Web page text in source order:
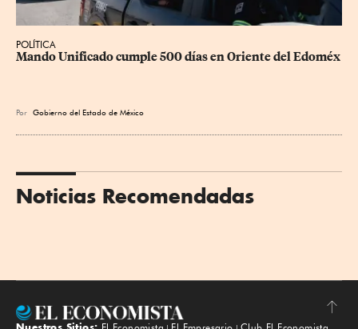
POLÍTICA
Mando Unificado cumple 500 días en Oriente del Edoméx
Por Gobierno del Estado de México
Noticias Recomendadas